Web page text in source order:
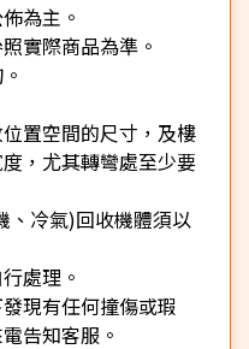
為主。
實際商品為準。
置空間的尺寸，及樓
，尤其轉彎處至少要
冷氣)回收機體須以
處理。
現有任何撞傷或瑕
告知客服。